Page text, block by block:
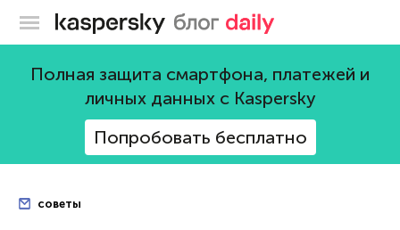
Блог Касперского
Полная защита смартфона, платежей и
личных данных с Kaspersky
Попробовать бесплатно
советы